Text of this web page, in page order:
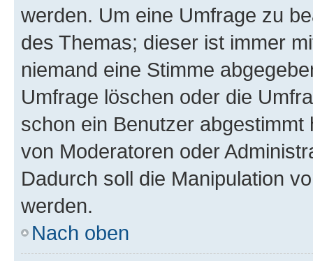
werden. Um eine Umfrage zu
des Themas; dieser ist immer
niemand eine Stimme
Umfrage löschen oder die
schon ein Benutzer
von Moderatoren oder
Dadurch soll die Manipulation
werden.
Nach oben